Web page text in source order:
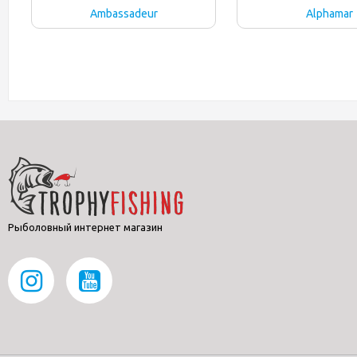
Ambassadeur Alphamar
Рыболовный интернет магазин